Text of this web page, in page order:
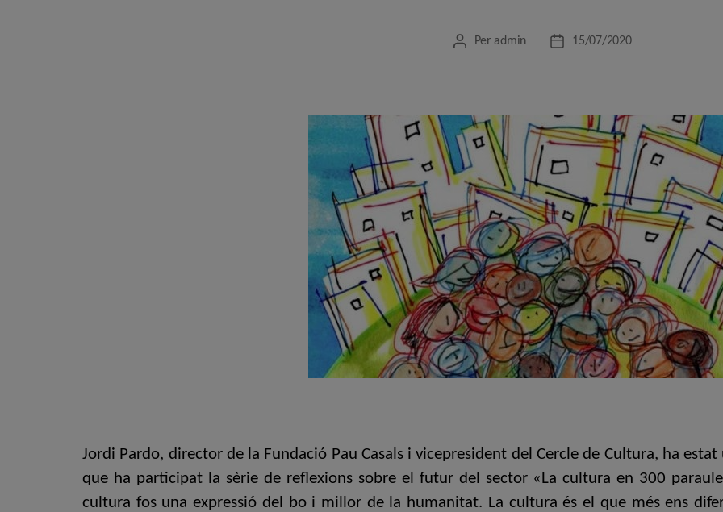
Autor
Per admin
Data15/07/2020
Jordi Pardo, director de la Fundació Pau Casals i vicepresident del Cercle de Cultura, ha
que ha participat la sèrie de reflexions sobre el futur del sector «La cultura en 300
cultura fos una expressió del bo i millor de la humanitat. La cultura és el que més ens